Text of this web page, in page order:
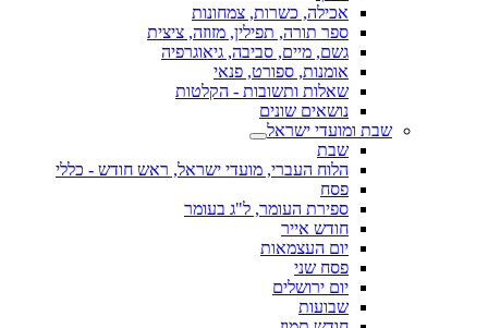
אכילה, כשרות, צמחונות
ספר תורה, תפילין, מזוזה, ציצית
גשם, מיים, סביבה, גיאוגרפיה
אומנות, ספורט, פנאי
שאלות ותשובות - הקלטות
נושאים שונים
שבת ומועדי ישראל
שבת
הלוח העברי, מועדי ישראל, ראש חודש - כללי
פסח
ספירת העומר, ל"ג בעומר
חודש אייר
יום העצמאות
פסח שני
יום ירושלים
שבועות